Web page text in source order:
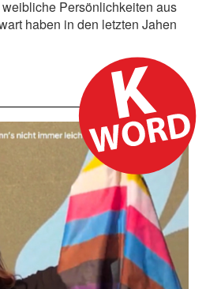
Persönlichkeiten aus
haben in den letzten Jahen